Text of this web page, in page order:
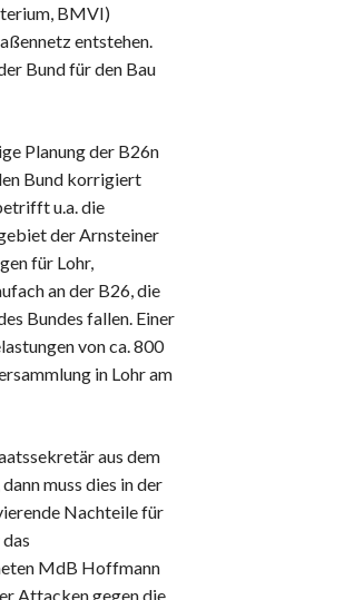
BMVI)
entstehen.
Bund für den Bau
Planung der B26n
Bund korrigiert
u.a. die
der Arnsteiner
für Lohr,
an der B26, die
Bundes fallen. Einer
von ca. 800
in Lohr am
aus dem
muss dies in der
Nachteile für
MdB Hoffmann
Attacken gegen die